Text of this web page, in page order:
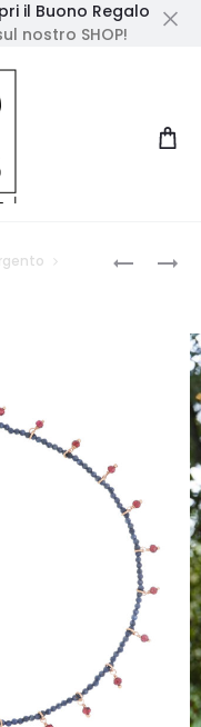
il Buono Regalo
nostro SHOP!
COLLANA
COLLANA